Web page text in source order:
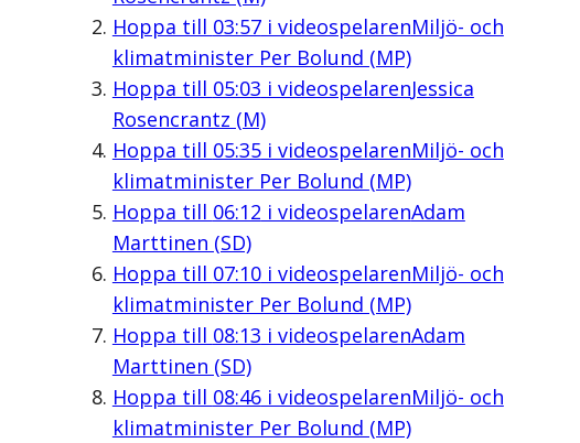
Hoppa till 03:57i videospelarenMiljö- och
klimatminister Per Bolund (MP)
Hoppa till 05:03 i videospelarenJessica
Rosencrantz (M)
Hoppa till 05:35i videospelarenMiljö- och
klimatminister Per Bolund (MP)
Hoppa till 06:12 i videospelarenAdam
Marttinen (SD)
Hoppa till 07:10i videospelarenMiljö- och
klimatminister Per Bolund (MP)
Hoppa till 08:13 i videospelarenAdam
Marttinen (SD)
Hoppa till 08:46i videospelarenMiljö- och
klimatminister Per Bolund (MP)